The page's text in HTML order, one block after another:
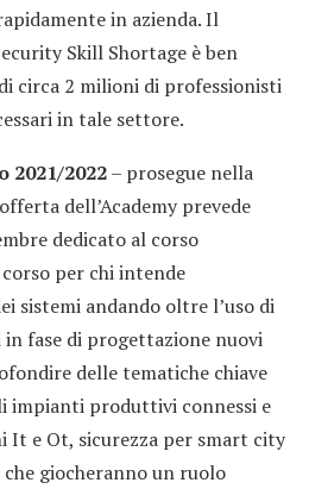
in azienda. Il
Skill Shortage è ben
circa 2 milioni di professionisti
in tale settore.
2021/2022– prosegue nella
dell’Academy prevede
dedicato al corso
per chi intende
sistemi andando oltre l’uso di
fase di progettazione nuovi
delle tematiche chiave
impianti produttivi connessi e
It e Ot, sicurezza per smart city
giocheranno un ruolo